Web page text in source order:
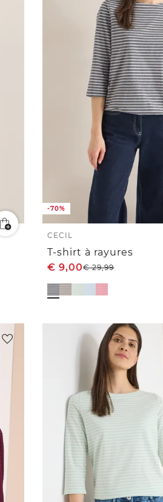
-70%
CECIL
T-shirt à rayures
€ 9,00€29,99